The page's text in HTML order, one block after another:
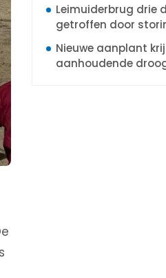
Leimuiderbrug drie
getroffen door
Nieuwe aanplant
aanhoudende